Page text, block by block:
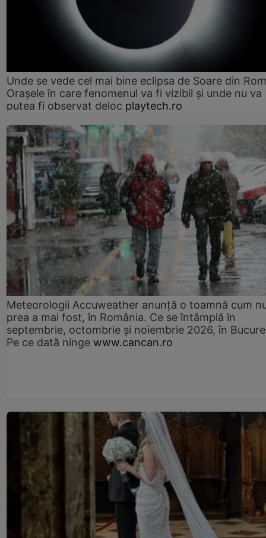
Unde se vede cel mai bine eclipsa de Soare din
Orașele în care fenomenul va fi vizibil și unde nu va
putea fi observat deloc playtech.ro
Meteorologii Accuweather anunță o toamnă cum
prea a mai fost, în România. Ce se întâmplă în
septembrie, octombrie și noiembrie 2026, în
Pe ce dată ninge www.cancan.ro